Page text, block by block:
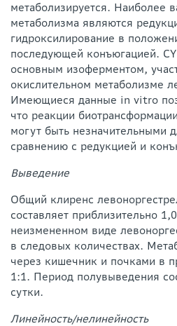
метаболизируется. Наиболее
метаболизма являются
гидроксилирование в
последующей конъюгацией.
основным изоферментом,
окислительном метаболизме
Имеющиеся данные in vitro
что реакции
могут быть незначительными
сравнению с редукцией и
Выведение
Общий клиренс
составляет приблизительно
неизмененном виде
в следовых количествах.
через кишечник и почками в
1:1. Период полувыведения
сутки.
Линейность/